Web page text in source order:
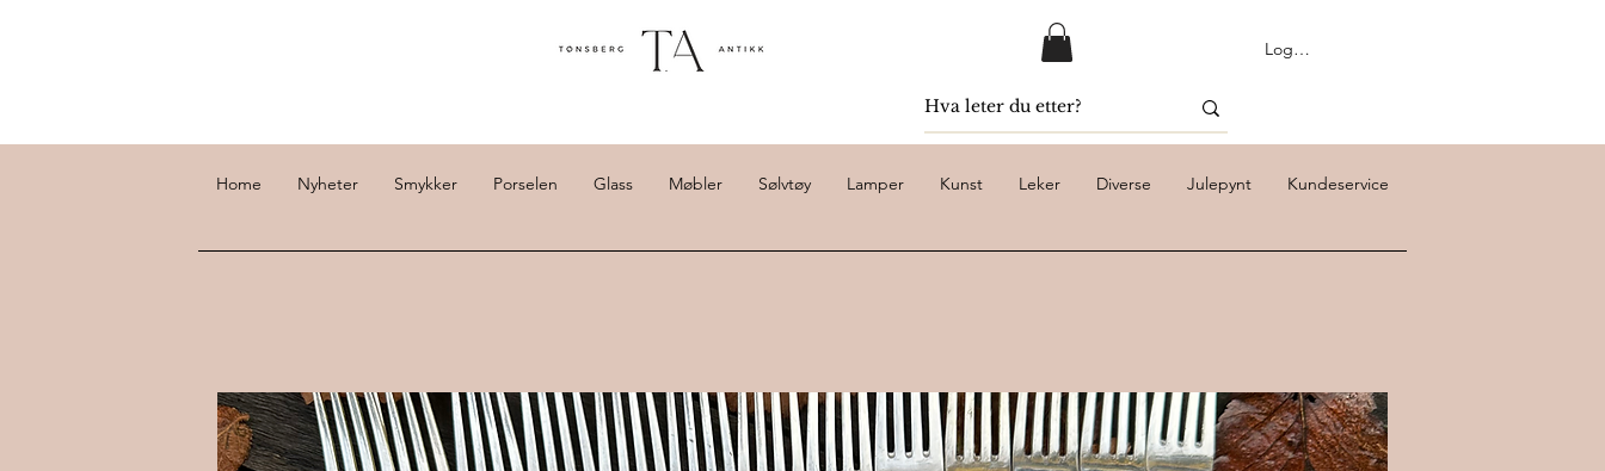
Logg inn
Home Nyheter Smykker Porselen Glass Møbler Sølvtøy Lamper Kunst Leker Diverse Julepynt Kundeservice